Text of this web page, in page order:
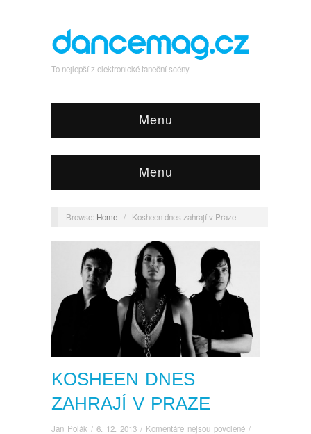
To nejlepší z elektronické taneční scény
Menu
Menu
Browse: Home / Kosheen dnes zahrají v Praze
KOSHEEN DNES
ZAHRAJÍ V PRAZE
Jan Polák / 6. 12. 2013 / Komentáře nejsou povolenéu /